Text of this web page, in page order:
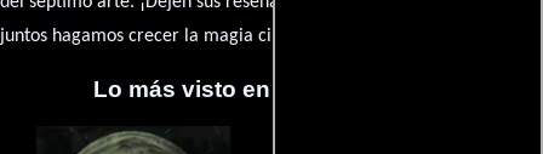
juntos hagamos crecer la magia cinematográfica!
Lo más visto en Cineyseries.net